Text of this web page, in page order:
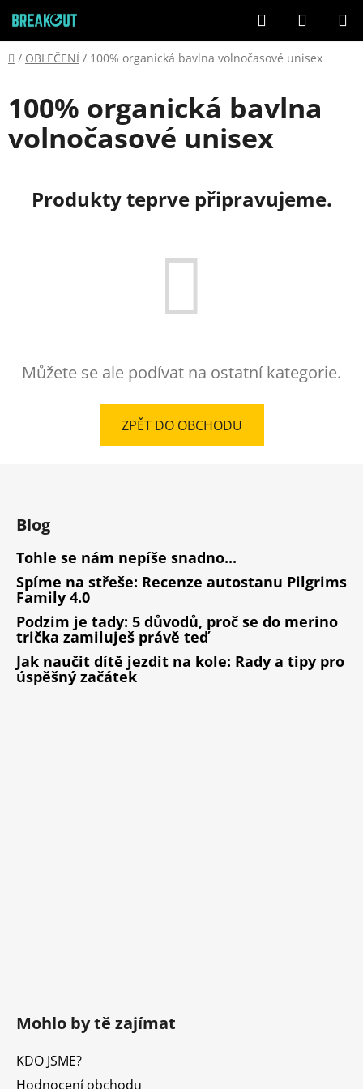
na
obsah
Hledat
KOŠÍK
Domů
/ OBLEČENÍ / 100% organická bavlna volnočasové unisex
100% organická bavlna
volnočasové unisex
Produkty teprve připravujeme.
Můžete se ale podívat na ostatní kategorie.
ZPĚT DO OBCHODU
Blog
Tohle se nám nepíše snadno...
Spíme na střeše: Recenze autostanu Pilgrims
Family 4.0
Podzim je tady: 5 důvodů, proč se do merino
trička zamiluješ právě teď
Jak naučit dítě jezdit na kole: Rady a tipy pro
úspěšný začátek
Mohlo by tě zajímat
KDO JSME?
Hodnocení obchodu